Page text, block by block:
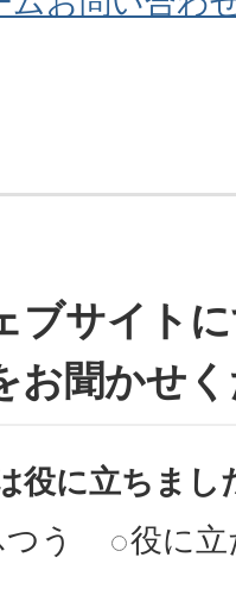
ブサイト
お聞かせ
役に立ちまし
う 役に